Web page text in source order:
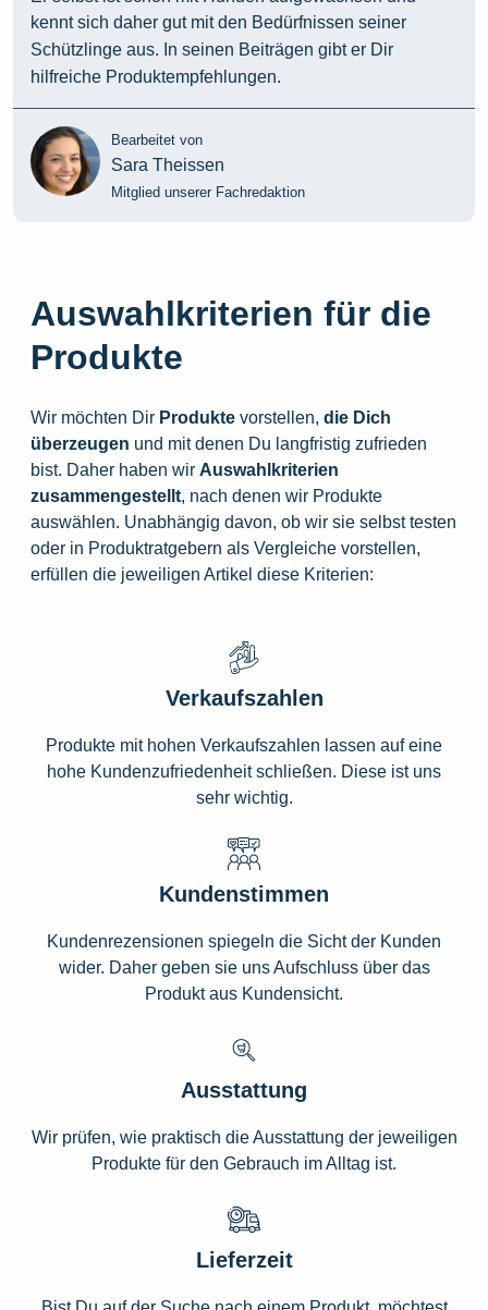
kennt sich daher gut mit den Bedürfnissen seiner
Schützlinge aus. In seinen Beiträgen gibt er Dir
hilfreiche Produktempfehlungen.
Bearbeitet von
Sara Theissen
Mitglied unserer Fachredaktion
Auswahlkriterien für die
Produkte
Wir möchten Dir Produkte vorstellen, die Dich
überzeugen und mit denen Du langfristig zufrieden
bist. Daher haben wir Auswahlkriterien
zusammengestellt, nach denen wir Produkte
auswählen. Unabhängig davon, ob wir sie selbst testen
oder in Produktratgebern als Vergleiche vorstellen,
erfüllen die jeweiligen Artikel diese Kriterien:
Verkaufszahlen
Produkte mit hohen Verkaufszahlen lassen auf eine
hohe Kundenzufriedenheit schließen. Diese ist uns
sehr wichtig.
Kundenstimmen
Kundenrezensionen spiegeln die Sicht der Kunden
wider. Daher geben sie uns Aufschluss über das
Produkt aus Kundensicht.
Ausstattung
Wir prüfen, wie praktisch die Ausstattung der jeweiligen
Produkte für den Gebrauch im Alltag ist.
Lieferzeit